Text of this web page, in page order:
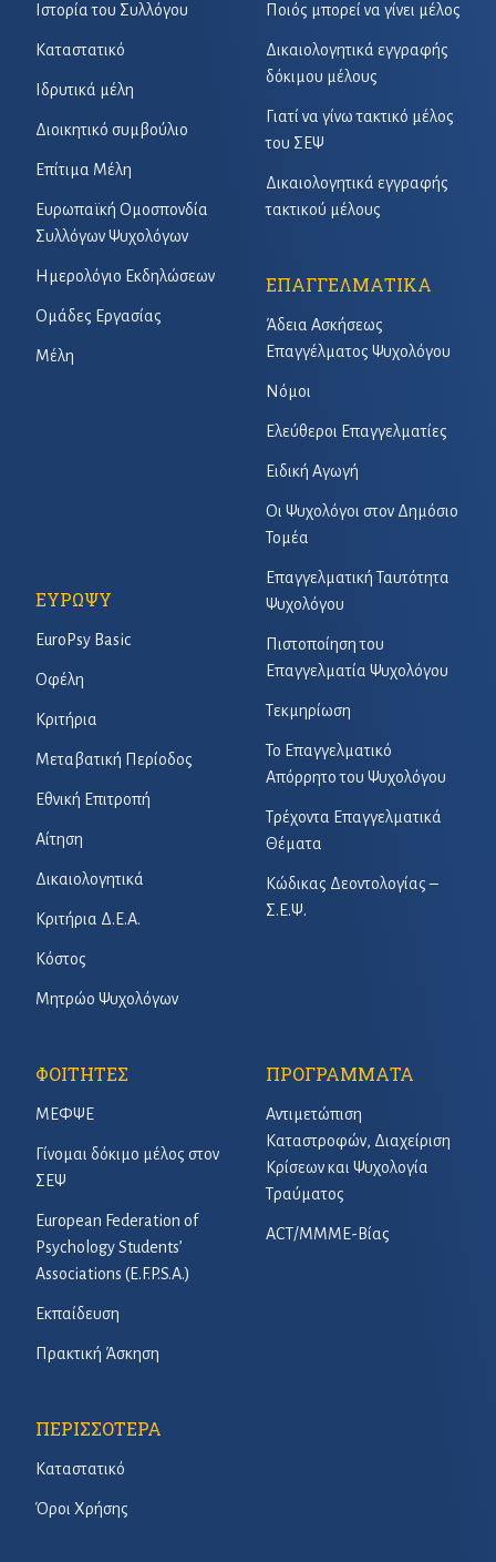
Ιστορία του Συλλόγου
Καταστατικό
Ιδρυτικά μέλη
Διοικητικό συμβούλιο
Επίτιμα Μέλη
Ευρωπαϊκή Ομοσπονδία
Συλλόγων Ψυχολόγων
Ημερολόγιο Εκδηλώσεων
Ομάδες Εργασίας
Μέλη
Ποιός μπορεί να γίνει μέλος
Δικαιολογητικά εγγραφής
δόκιμου μέλους
Γιατί να γίνω τακτικό μέλος
του ΣΕΨ
Δικαιολογητικά εγγραφής
τακτικού μέλους
ΕΠΑΓΓΕΛΜΑΤΙΚΑ
Άδεια Ασκήσεως
Επαγγέλματος Ψυχολόγου
Νόμοι
Ελεύθεροι Επαγγελματίες
Ειδική Αγωγή
Οι Ψυχολόγοι στον Δημόσιο
Τομέα
Επαγγελματική Ταυτότητα
Ψυχολόγου
Πιστοποίηση του
Επαγγελματία Ψυχολόγου
Τεκμηρίωση
Το Επαγγελματικό
Απόρρητο του Ψυχολόγου
Τρέχοντα Επαγγελματικά
Θέματα
Κώδικας Δεοντολογίας –
Σ.Ε.Ψ.
ΕΥΡΩΨΥ
EuroPsy Basic
Οφέλη
Κριτήρια
Μεταβατική Περίοδος
Εθνική Επιτροπή
Αίτηση
Δικαιολογητικά
Κριτήρια Δ.Ε.Α.
Κόστος
Μητρώο Ψυχολόγων
ΦΟΙΤΗΤΕΣ
ΜΕΦΨΕ
Γίνομαι δόκιμο μέλος στον
ΣΕΨ
European Federation of
Psychology Students’
Associations (E.F.P.S.A.)
Εκπαίδευση
Πρακτική Άσκηση
ΠΡΟΓΡΑΜΜΑΤΑ
Αντιμετώπιση
Καταστροφών, Διαχείριση
Κρίσεων και Ψυχολογία
Τραύματος
ACT/ΜΜΜΕ-Βίας
ΠΕΡΙΣΣΟΤΕΡΑ
Καταστατικό
Όροι Χρήσης